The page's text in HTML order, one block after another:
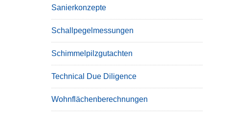
Sanierkonzepte
Schallpegelmessungen
Schimmelpilzgutachten
Technical Due Diligence
Wohnflächenberechnungen